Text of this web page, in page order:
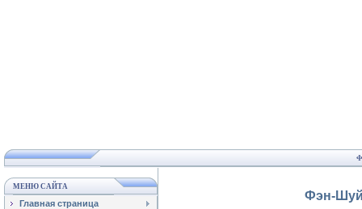
МЕНЮ САЙТА
Главная страница
Фэн-Шуй